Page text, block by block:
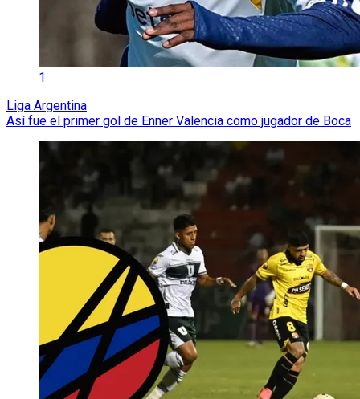
1
Liga Argentina
Así fue el primer gol de Enner Valencia como jugador de Boca